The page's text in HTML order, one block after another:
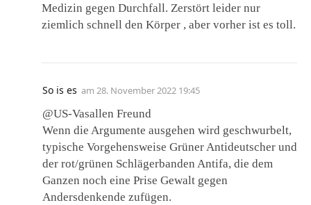
Medizin gegen Durchfall. Zerstört leider nur
ziemlich schnell den Körper , aber vorher ist es toll.
So is es am 28. November 2022 19:45
@US-Vasallen Freund
Wenn die Argumente ausgehen wird geschwurbelt,
typische Vorgehensweise Grüner Antideutscher und
der rot/grünen Schlägerbanden Antifa, die dem
Ganzen noch eine Prise Gewalt gegen
Andersdenkende zufügen.